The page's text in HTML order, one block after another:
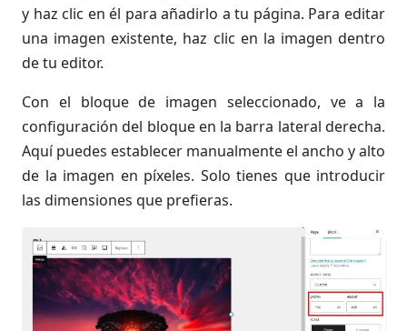
y haz clic en él para añadirlo a tu página. Para editar
una imagen existente, haz clic en la imagen dentro
de tu editor.
Con el bloque de imagen seleccionado, ve a la
configuración del bloque en la barra lateral derecha.
Aquí puedes establecer manualmente el ancho y alto
de la imagen en píxeles. Solo tienes que introducir
las dimensiones que prefieras.